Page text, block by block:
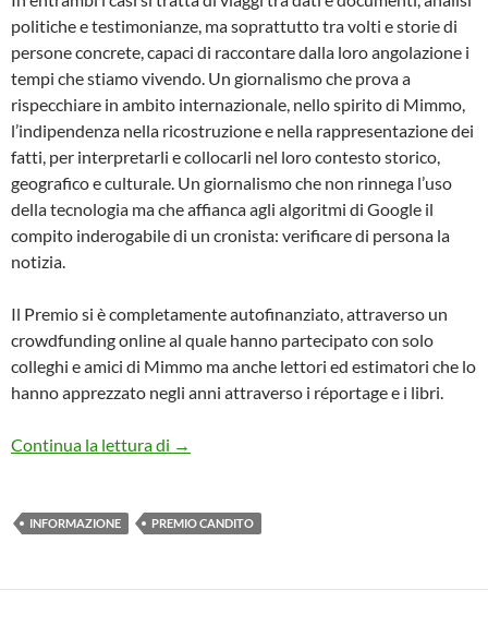
politiche e testimonianze, ma soprattutto tra volti e storie di
persone concrete, capaci di raccontare dalla loro angolazione i
tempi che stiamo vivendo. Un giornalismo che prova a
rispecchiare in ambito internazionale, nello spirito di Mimmo,
l’indipendenza nella ricostruzione e nella rappresentazione dei
fatti, per interpretarli e collocarli nel loro contesto storico,
geografico e culturale. Un giornalismo che non rinnega l’uso
della tecnologia ma che affianca agli algoritmi di Google il
compito inderogabile di un cronista: verificare di persona la
notizia.
Il Premio si è completamente autofinanziato, attraverso un
crowdfunding online al quale hanno partecipato con solo
colleghi e amici di Mimmo ma anche lettori ed estimatori che lo
hanno apprezzato negli anni attraverso i réportage e i libri.
Continua la lettura di PRIMA EDIZIONE DEL PREMIO
→
INFORMAZIONE PREMIO CANDITO